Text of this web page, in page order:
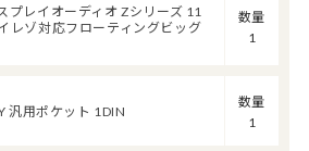
プレイオーディオ Zシリーズ 11
レゾ対応フローティングビッグ
数量
1
汎用ポケット 1DIN
数量
1